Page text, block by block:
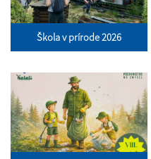
Škola v prírode 2026